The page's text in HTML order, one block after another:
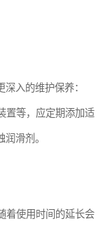
入的维护保养：
置等，应定期添加适
滑剂。
着使用时间的延长会